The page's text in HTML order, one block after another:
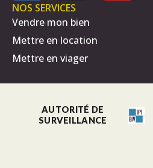
NOS SERVICES
Vendre mon bien
Mettre en location
Mettre en viager
AUTORITÉ DE
SURVEILLANCE